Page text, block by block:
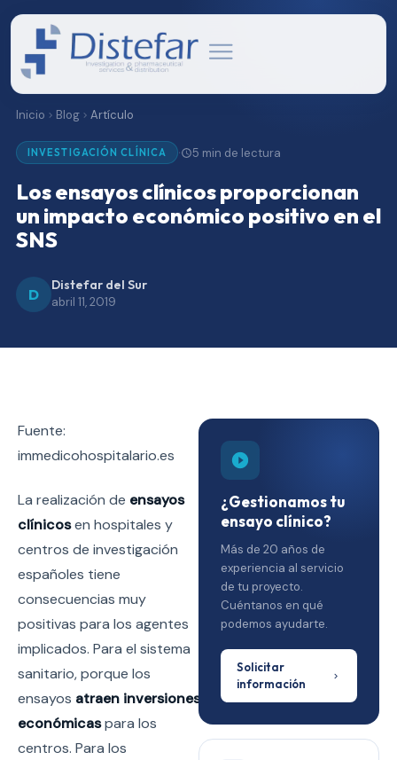
Inicio Blog Artículo
INVESTIGACIÓN CLÍNICA · 5 min de lectura
Los ensayos clínicos proporcionan
un impacto económico positivo en el
SNS
D
Distefar del Sur
abril 11, 2019
Fuente:
immedicohospitalario.es
La realización de ensayos
clínicosen hospitales y
centros de investigación
españoles tiene
consecuencias muy
positivas para los agentes
implicados. Para el sistema
sanitario, porque los
ensayos atraen inversiones
económicaspara los
centros. Para los
¿Gestionamos tu
ensayo clínico?
Más de 20 años de
experiencia al servicio
de tu proyecto.
Cuéntanos en qué
podemos ayudarte.
Solicitar
información